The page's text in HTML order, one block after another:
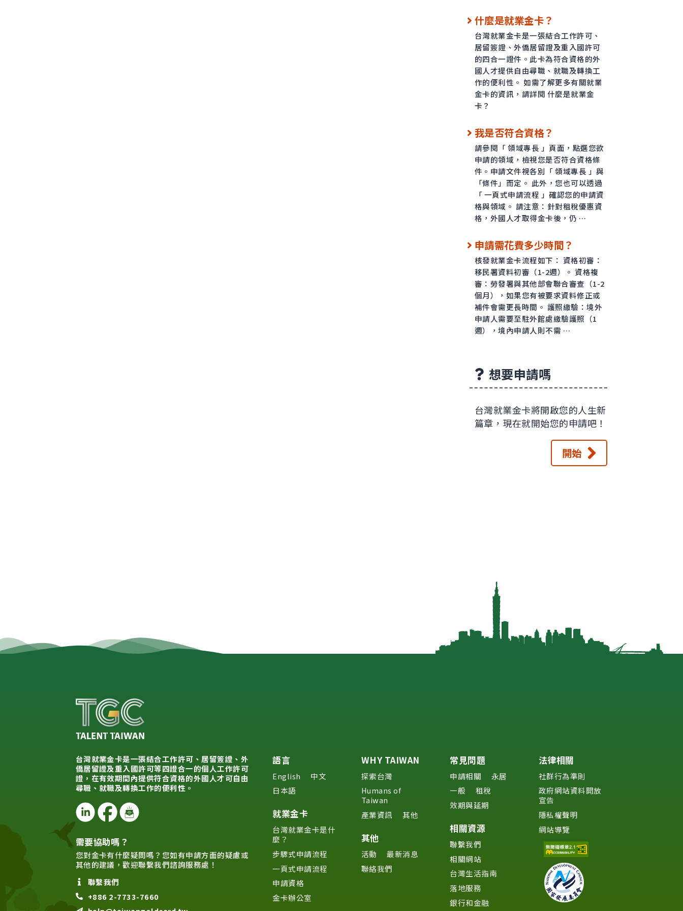
什麼是就業金卡？
台灣就業金卡是一張結合工作許可、
居留簽證、外僑居留證及重入國許可
的四合一證件。此卡為符合資格的外
國人才提供自由尋職、就職及轉換工
作的便利性。 如需了解更多有關就業
金卡的資訊，請詳閱 什麼是就業金
卡？
我是否符合資格？
請參閱「 領域專長 」頁面，點選您欲
申請的領域，檢視您是否符合資格條
件。申請文件視各別「 領域專長 」與
「條件」而定。 此外，您也可以透過
「 一頁式申請流程 」確認您的申請資
格與領域。 請注意：針對租稅優惠資
格，外國人才取得金卡後，仍 …
申請需花費多少時間？
核發就業金卡流程如下： 資格初審：
移民署資料初審（1-2週）。 資格複
審：勞發署與其他部會聯合審查（1-2
個月），如果您有被要求資料修正或
補件會需更長時間。 護照繳驗：境外
申請人需要至駐外館處繳驗護照（1
週），境內申請人則不需 …
想要申請嗎
台灣就業金卡將開啟您的人生新
篇章，現在就開始您的申請吧！
開始
台灣就業金卡是一張結合工作許可、居留簽證、外
僑居留證及重入國許可等四證合一的個人工作許可
證，在有效期間內提供符合資格的外國人才可自由
尋職、就職及轉換工作的便利性。
需要協助嗎？
您對金卡有什麼疑問嗎？您如有申請方面的疑慮或
其他的建議，歡迎聯繫我們諮詢服務處！
聯繫我們
+886 2-7733-7660
語言
English
中文
日本語
就業金卡
台灣就業金卡是什
麼？
步驟式申請流程
一頁式申請流程
申請資格
金卡辦公室
WHY TAIWAN
探索台灣
Humans of
Taiwan
產業資訊
其他
其他
活動
最新消息
聯絡我們
常見問題
申請相關
永居
一般
租稅
效期與延期
相關資源
聯繫我們
相關網站
台灣生活指南
落地服務
銀行和金融
法律相關
社群行為準則
政府網站資料開放
宣告
隱私權聲明
網站導覽